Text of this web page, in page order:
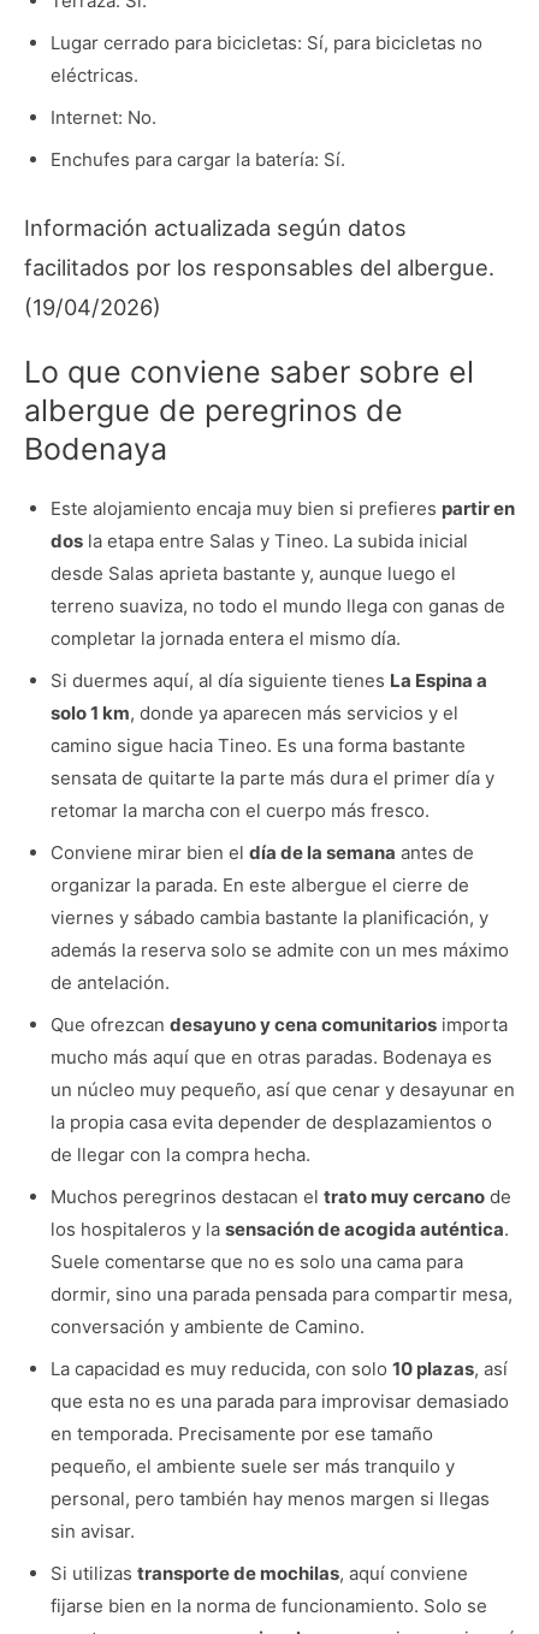
Lugar cerrado para bicicletas: Sí, para bicicletas no
eléctricas.
Internet: No.
Enchufes para cargar la batería: Sí.
Información actualizada según datos
facilitados por los responsables del albergue.
(19/04/2026)
Lo que conviene saber sobre el
albergue de peregrinos de
Bodenaya
Este alojamiento encaja muy bien si prefieres partir en
dosla etapa entre Salas y Tineo. La subida inicial
desde Salas aprieta bastante y, aunque luego el
terreno suaviza, no todo el mundo llega con ganas de
completar la jornada entera el mismo día.
Si duermes aquí, al día siguiente tienes La Espina a
solo 1 km, donde ya aparecen más servicios y el
camino sigue hacia Tineo. Es una forma bastante
sensata de quitarte la parte más dura el primer día y
retomar la marcha con el cuerpo más fresco.
Conviene mirar bien el día de la semana antes de
organizar la parada. En este albergue el cierre de
viernes y sábado cambia bastante la planificación, y
además la reserva solo se admite con un mes máximo
de antelación.
Que ofrezcan desayuno y cena comunitariosimporta
mucho más aquí que en otras paradas. Bodenaya es
un núcleo muy pequeño, así que cenar y desayunar en
la propia casa evita depender de desplazamientos o
de llegar con la compra hecha.
Muchos peregrinos destacan el trato muy cercanode
los hospitaleros y la sensación de acogida auténtica.
Suele comentarse que no es solo una cama para
dormir, sino una parada pensada para compartir mesa,
conversación y ambiente de Camino.
La capacidad es muy reducida, con solo 10 plazas, así
que esta no es una parada para improvisar demasiado
en temporada. Precisamente por ese tamaño
pequeño, el ambiente suele ser más tranquilo y
personal, pero también hay menos margen si llegas
sin avisar.
Si utilizas transporte de mochilas, aquí conviene
fijarse bien en la norma de funcionamiento. Solo se